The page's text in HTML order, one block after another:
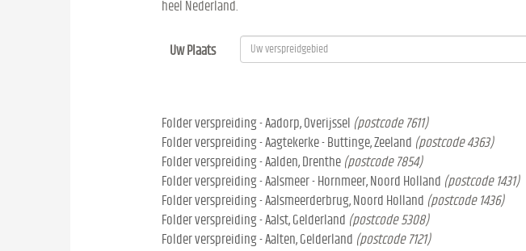
heel Nederland.
Uw Plaats
Folder verspreiding - Aadorp, Overijssel (postcode 7611)
Folder verspreiding - Aagtekerke - Buttinge, Zeeland (postcode 4363)
Folder verspreiding - Aalden, Drenthe (postcode 7854)
Folder verspreiding - Aalsmeer - Hornmeer, Noord Holland (postcode 1431)
Folder verspreiding - Aalsmeerderbrug, Noord Holland (postcode 1436)
Folder verspreiding - Aalst, Gelderland (postcode 5308)
Folder verspreiding - Aalten, Gelderland (postcode 7121)